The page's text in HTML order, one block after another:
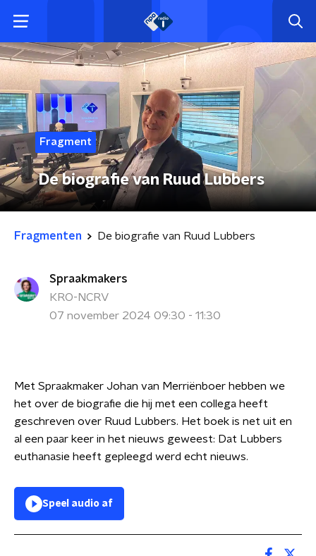
Fragment
De biografie van Ruud Lubbers
Fragmenten De biografie van Ruud Lubbers
Spraakmakers
KRO-NCRV
07 november 2024 09:30 - 11:30
Met Spraakmaker Johan van Merriënboer hebben we
het over de biografie die hij met een collega heeft
geschreven over Ruud Lubbers. Het boek is net uit en
al een paar keer in het nieuws geweest: Dat Lubbers
euthanasie heeft gepleegd werd echt nieuws.
Speel audio af